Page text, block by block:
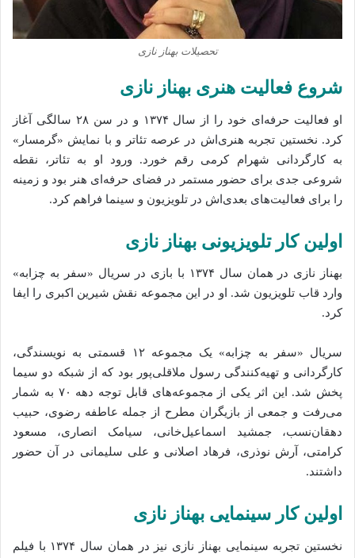
تحصیلات بهناز نازی
شروع فعالیت هنری بهناز نازی
او فعالیت حرفه‌ای خود را از سال ۱۳۷۴ و در سن ۲۸ سالگی آغاز
کرد. نخستین تجربه هنری‌اش در عرصه تئاتر و با نمایش «گرمسار»
به کارگردانی شهرام کرمی رقم خورد. ورود او به تئاتر، نقطه
شروعی جدی برای حضور مستمر در فضای حرفه‌ای هنر بود و زمینه
را برای فعالیت‌های بعدی‌اش در تلویزیون و سینما فراهم کرد.
اولین کار تلویزیونی بهناز نازی
بهناز نازی در همان سال ۱۳۷۴ با بازی در سریال «سفر به چزابه»
وارد قاب تلویزیون شد. او در این مجموعه نقش شیرین اکبری را ایفا
کرد.
سریال «سفر به چزابه» یک مجموعه ۱۲ قسمتی به نویسندگی،
کارگردانی و تهیه‌کنندگی رسول ملاقلی‌پور بود که از شبکه دو سیما
پخش شد. این اثر یکی از مجموعه‌های قابل توجه دهه ۷۰ به شمار
می‌رفت و جمعی از بازیگران مطرح از جمله عاطفه رضوی، حبیب
دهقان‌نسب، جمشید اسماعیل‌خانی، سیامک انصاری، مسعود
کرامتی، آرش نوذری، فرهاد اصلانی و علی سلیمانی در آن حضور
داشتند.
اولین کار سینمایی بهناز نازی
نخستین تجربه سینمایی بهناز نازی نیز در همان سال ۱۳۷۴ با فیلم